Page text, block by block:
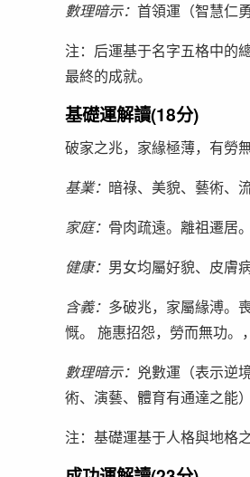
數理暗示： 首領運（智慧仁
注：后運基于名字五格中的
最終的成就。
基礎運解讀(18分)
破家之兆，家緣極薄，有勞
基業： 暗祿、美貌、藝術、
家庭： 骨肉疏遠。離祖遷居
健康： 男女均屬好貌、皮膚
含義： 多破兆，家屬緣溥。
慨。 施惠招怨，勞而無功。
數理暗示： 兇數運（表示逆
術、演藝、體育有通達之能）
注：基礎運基于人格與地格